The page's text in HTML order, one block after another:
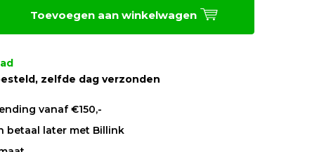
Toevoegen aan winkelwagen
zelfde dag verzonden
vanaf €150,-
betaal later met Billink